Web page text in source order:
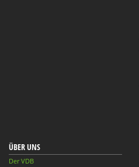
ÜBER UNS
Der VDB